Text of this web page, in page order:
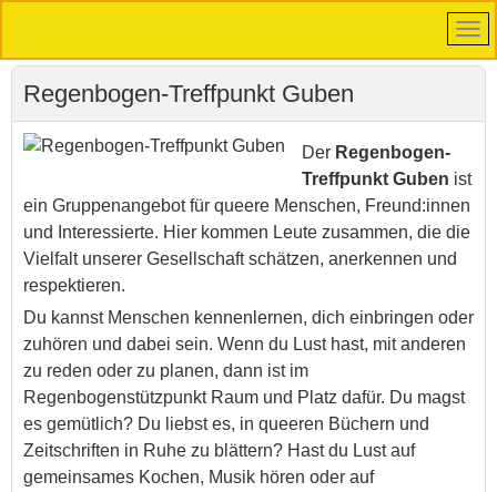
Regenbogen-Treffpunkt Guben
Der Regenbogen-
Treffpunkt Guben ist
ein Gruppenangebot für queere Menschen, Freund:innen
und Interessierte. Hier kommen Leute zusammen, die die
Vielfalt unserer Gesellschaft schätzen, anerkennen und
respektieren.
Du kannst Menschen kennenlernen, dich einbringen oder
zuhören und dabei sein. Wenn du Lust hast, mit anderen
zu reden oder zu planen, dann ist im
Regenbogenstützpunkt Raum und Platz dafür. Du magst
es gemütlich? Du liebst es, in queeren Büchern und
Zeitschriften in Ruhe zu blättern? Hast du Lust auf
gemeinsames Kochen, Musik hören oder auf